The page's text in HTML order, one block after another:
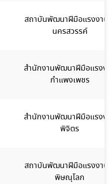
สถาบันพัฒนาฝีมือแรงงาน
นครสวรรค์
สำนักงานพัฒนาฝีมือแรงง
กำแพงเพชร
สำนักงานพัฒนาฝีมือแรงง
พิจิตร
สถาบันพัฒนาฝีมือแรงงาน
พิษณุโลก